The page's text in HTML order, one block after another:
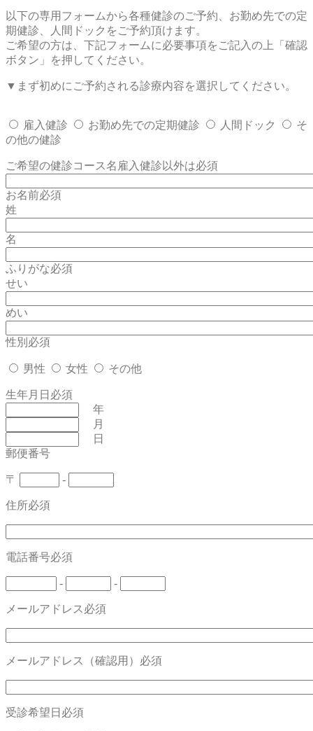
以下の専用フォームから各種健診のご予約、お勤め先での定
期健診、人間ドックをご予約頂けます。
ご希望の方は、下記フォームに必要事項をご記入の上「確認
ボタン」を押してください。
▼まず初めにご予約される診療内容を選択してください。
雇入健診 お勤め先での定期健診 人間ドック
そ
の他の健診
ご希望の健診コース名 雇入健診以外は必須
お名前必須
姓
名
ふりがな必須
せい
めい
性別 必須
男性 女性 その他
生年月日 必須
年
月
日
郵便番号
〒 -
住所必須
電話番号必須
- -
メールアドレス 必須
メールアドレス（確認用） 必須
受診希望日 必須